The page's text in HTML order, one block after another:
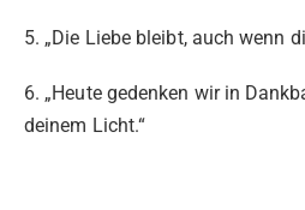
5. „Die Liebe bleibt, auch wenn
6. „Heute gedenken wir in
deinem Licht.“